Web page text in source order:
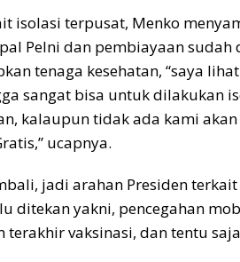
isolasi terpusat, Menko
Pelni dan pembiayaan
tenaga kesehatan, “saya
sangat bisa untuk dilakukan
kalaupun tidak ada kami
ucapnya.
jadi arahan Presiden
ditekan yakni, pencegahan
terakhir vaksinasi, dan tentu